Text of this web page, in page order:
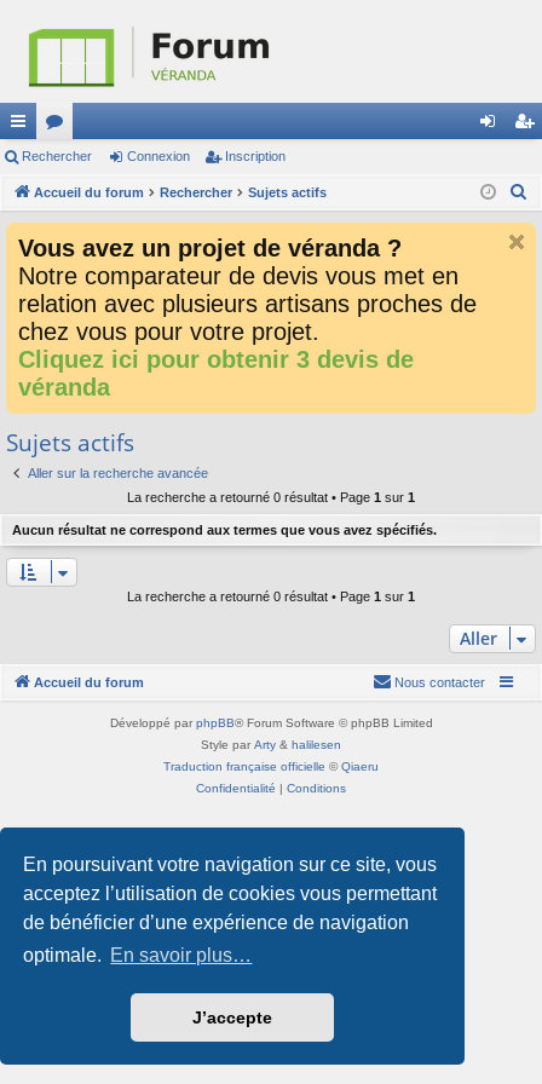
En poursuivant votre navigation sur ce site, vous
acceptez l’utilisation de cookies vous permettant
de bénéficier d’une expérience de navigation
optimale. En savoir plus…
J’accepte
ac
co
ci
or
u
s
ne cri
Rechercher Connexion Inscription
Accueil du forum Rechercher Sujets actifs
Vous avez un projet de véranda ?
Notre comparateur de devis vous met en
relation avec plusieurs artisans proches de
chez vous pour votre projet.
Cliquez ici pour obtenir 3 devis de
véranda
Sujets actifs
Aller sur la recherche avancée
La recherche a retourné 0 résultat • Page 1 sur 1
Aucun résultat ne correspond aux termes que vous avez spécifiés.
La recherche a retourné 0 résultat • Page 1 sur 1
Aller
Accueil du forum Nous contacter
Développé par phpBB® Forum Software © phpBB Limited
Style par Arty & halilesen
Traduction française officielle ©Qiaeru
Confidentialité | Conditions